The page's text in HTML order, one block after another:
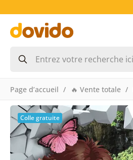
Page d’accueil 🔥 Vente totale
Colle gratuite